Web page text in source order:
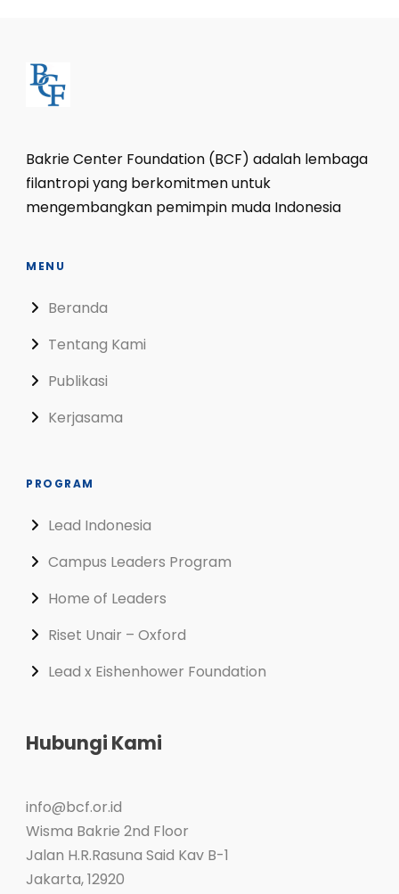
Bakrie Center Foundation (BCF) adalah lembaga
filantropi yang berkomitmen untuk
mengembangkan pemimpin muda Indonesia
MENU
Beranda
Tentang Kami
Publikasi
Kerjasama
PROGRAM
Lead Indonesia
Campus Leaders Program
Home of Leaders
Riset Unair – Oxford
Lead x Eishenhower Foundation
Hubungi Kami
info@bcf.or.id
Wisma Bakrie 2nd Floor
Jalan H.R.Rasuna Said Kav B-1
Jakarta,12920